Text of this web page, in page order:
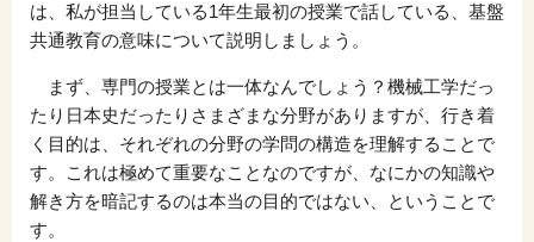
は、私が担当している1年生最初の授業で話している、基盤
共通教育の意味について説明しましょう。
まず、専門の授業とは一体なんでしょう？機械工学だっ
たり日本史だったりさまざまな分野がありますが、行き着
く目的は、それぞれの分野の学問の構造を理解することで
す。これは極めて重要なことなのですが、なにかの知識や
解き方を暗記するのは本当の目的ではない、ということで
す。